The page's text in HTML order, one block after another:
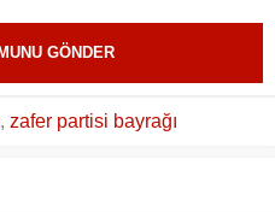
, zafer partisi bayrağı